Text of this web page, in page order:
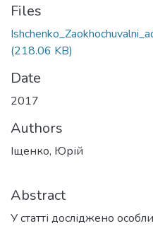
Files
(218.06 KB)
Date
2017
Authors
Іщенко, Юрій
Abstract
У статті досліджено